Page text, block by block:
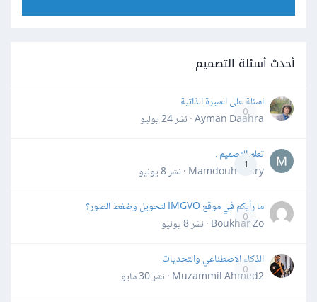
أحدث أسئلة التصميم
0
اسئلة على السيرة الذاتية
Ayman Daahra · نشر
24 يوليو
1
تعلم التصميم .
Mamdouh Khiry · نشر
8 يونيو
0
ما رأيكم في موقع IMGVO لتحويل وضغط الصور؟
Boukhar Zo · نشر
8 يونيو
0
الذكاء الاصطناعي والتحديات
Muzammil Ahmed2 · نشر
30 مايو